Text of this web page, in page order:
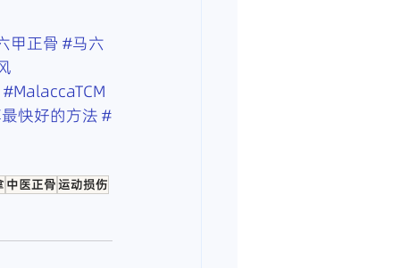
甲正骨 #马六
#MalaccaTCM
快好的方法 #
中医正骨运动损伤